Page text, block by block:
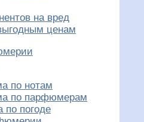
на вред
ценам
по нотам
по парфюмерам
погоде